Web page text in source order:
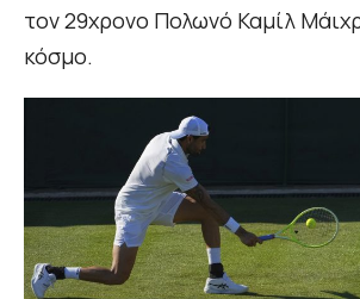
τον 29χρονο Πολωνό Καμίλ
κόσμο.